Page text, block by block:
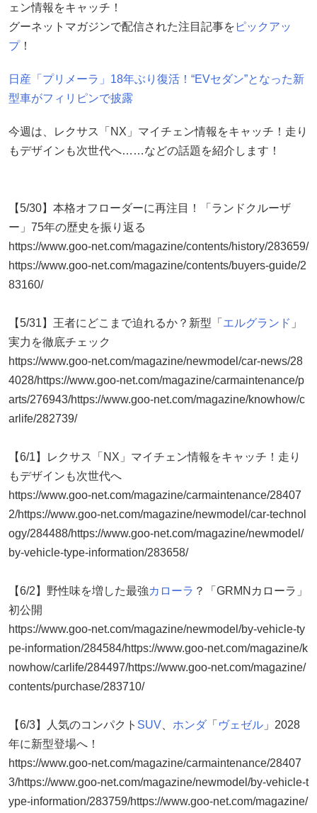
ェン情報をキャッチ！
グーネットマガジンで配信された注目記事を ピックアッ
プ！
日産「プリメーラ」18年ぶり復活！“EVセダン”となった新
型車がフィリピンで披露
今週は、レクサス「NX」マイチェン情報をキャッチ！走り
もデザインも次世代へ……などの話題を紹介します！
【5/30】本格オフローダーに再注目！「ランドクルーザ
ー」75年の歴史を振り返る
https://www.goo-net.com/magazine/contents/history/283659/
https://www.goo-net.com/magazine/contents/buyers-guide/2
83160/
【5/31】王者にどこまで迫れるか？新型「 エルグランド 」
実力を徹底チェック
https://www.goo-net.com/magazine/newmodel/car-news/28
4028/https://www.goo-net.com/magazine/carmaintenance/p
arts/276943/https://www.goo-net.com/magazine/knowhow/c
arlife/282739/
【6/1】レクサス「NX」マイチェン情報をキャッチ！走り
もデザインも次世代へ
https://www.goo-net.com/magazine/carmaintenance/28407
2/https://www.goo-net.com/magazine/newmodel/car-technol
ogy/284488/https://www.goo-net.com/magazine/newmodel/
by-vehicle-type-information/283658/
【6/2】野性味を増した最強カローラ ？「GRMNカローラ」
初公開
https://www.goo-net.com/magazine/newmodel/by-vehicle-ty
pe-information/284584/https://www.goo-net.com/magazine/k
nowhow/carlife/284497/https://www.goo-net.com/magazine/
contents/purchase/283710/
【6/3】人気のコンパクト SUV ホンダ 「 ヴェゼル 」2028
年に新型登場へ！
https://www.goo-net.com/magazine/carmaintenance/28407
3/https://www.goo-net.com/magazine/newmodel/by-vehicle-t
ype-information/283759/https://www.goo-net.com/magazine/